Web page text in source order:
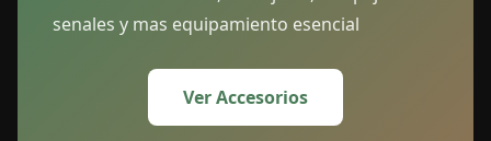
senales y mas equipamiento esencial
Ver Accesorios